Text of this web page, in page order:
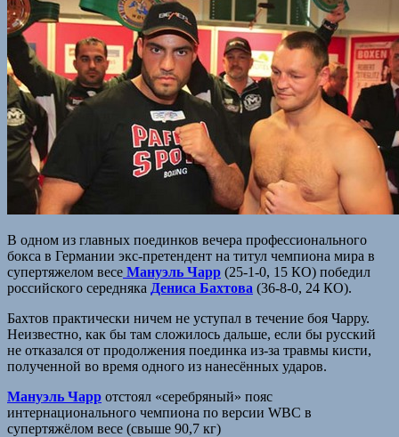
В одном из главных поединков вечера профессионального
бокса в Германии экс-претендент на титул чемпиона мира в
супертяжелом весе Мануэль Чарр (25-1-0, 15 КО) победил
российского середняка Дениса Бахтова (36-8-0, 24 КО).
Бахтов практически ничем не уступал в течение боя Чарру.
Неизвестно, как бы там сложилось дальше, если бы русский
не отказался от продолжения поединка из-за травмы кисти,
полученной во время одного из нанесённых ударов.
Мануэль Чарр отстоял «серебряный» пояс
интернационального чемпиона по версии WBC в
супертяжёлом весе (свыше 90,7 кг)